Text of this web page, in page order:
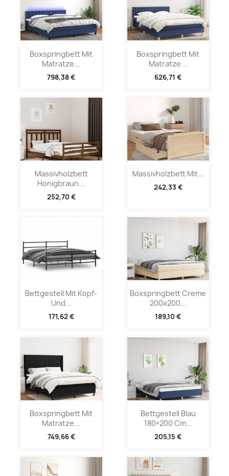
Boxspringbett Mit
Matratze...
798,38 €
Boxspringbett Mit
Matratze...
626,71 €
Massivholzbett
Honigbraun...
252,70 €
Massivholzbett Mit...
242,33 €
Bettgestell Mit Kopf-
Und...
171,62 €
Boxspringbett Creme
200x200...
189,10 €
Boxspringbett Mit
Matratze...
749,66 €
Bettgestell Blau
180×200 Cm...
205,15 €